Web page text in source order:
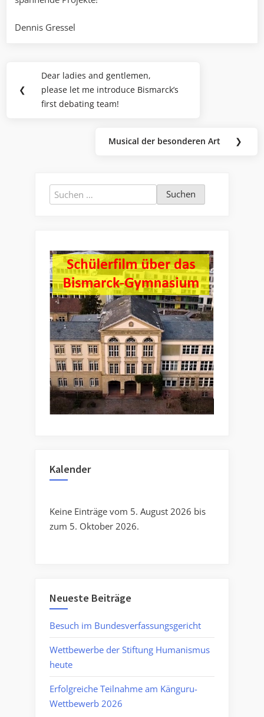
Dennis Gressel
Beitragsnavigation
❮
Previous
Post:
Dear ladies and gentlemen,
please let me introduce Bismarck’s
first debating team!
Next
Musical der besonderen Art ❯
Suchen
nach:
Kalender
Keine Einträge vom 5. August 2026 bis
zum 5. Oktober 2026.
Neueste Beiträge
Besuch im Bundesverfassungsgericht
Wettbewerbe der Stiftung Humanismus
heute
Erfolgreiche Teilnahme am Känguru-
Wettbewerb 2026